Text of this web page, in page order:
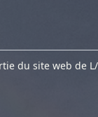
du site web de L/